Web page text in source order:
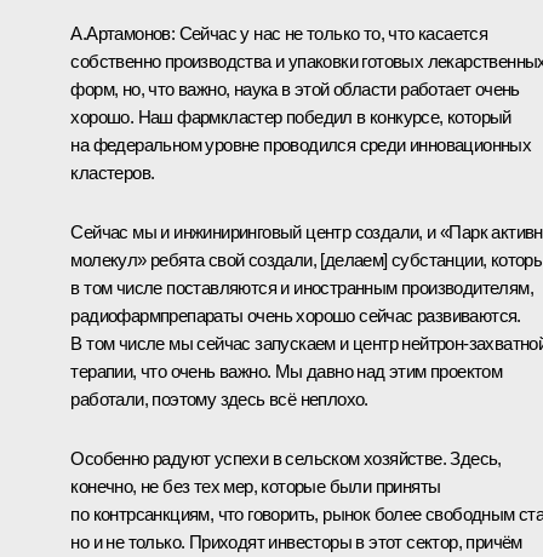
А.Артамонов: Сейчас у нас не только то, что касается
собственно производства и упаковки готовых
форм, но, что важно, наука в этой области работает очень
хорошо. Наш фармкластер победил в конкурсе, который
на федеральном уровне проводился среди инновационных
кластеров.
Сейчас мы и инжиниринговый центр создали, и «Парк
молекул» ребята свой создали, [делаем] субстанции,
в том числе поставляются и иностранным производителям,
радиофармпрепараты очень хорошо сейчас развиваются.
В том числе мы сейчас запускаем и центр нейтрон-
терапии, что очень важно. Мы давно над этим проектом
работали, поэтому здесь всё неплохо.
Особенно радуют успехи в сельском хозяйстве. Здесь,
конечно, не без тех мер, которые были приняты
по контрсанкциям, что говорить, рынок более свободным
но и не только. Приходят инвесторы в этот сектор, причём